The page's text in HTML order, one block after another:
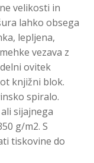
velikosti in
lahko obsega
lepljena,
vezava z
ovitek
knjižni blok.
spiralo.
sijajnega
g/m2. S
tiskovine do